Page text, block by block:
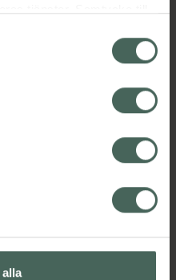
samtycke påverkar inte
skett innan återkallelsen.
Du hittar oss från Skåne i
är det vårt uppdrag att
Välkommen att prata